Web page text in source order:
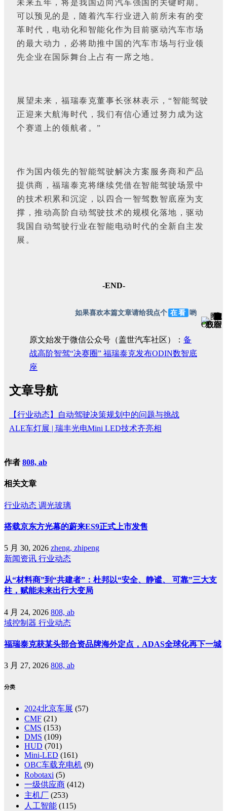
未来五年，将是我国迈向汽车强国的关键时期。
可以预见的是，随着汽车行业进入前所未有的变
革时代，电动化和智能化作为目前驱动汽车市场
的最大动力，必将助推中国的汽车市场与行业领
先企业在国际舞台上占有一席之地。
展望未来，福瑞泰克董事长张林表示，“智能驾驶
正迎来大航海时代，我们有信心通过努力成为这
个赛道上的领航者。”
作为国内领先的智能驾驶解决方案服务商和产品
提供商，福瑞泰克将继续凭借在智能驾驶场景中
的技术积累和沉淀，以四合一智驾数智底座为支
撑，推动高阶自动驾驶技术的规模化落地，驱动
我国自动驾驶行业在智能电动时代的全新自主发
展。
-END-
如果喜欢本篇文章请给我点个 在看 哟
原文始发于微信公众号（盖世汽车社区）： 备
战高阶智驾“决赛圈” 福瑞泰克发布ODIN数智底
座
文章导航
【行业动态】自动驾驶决策规划中的问题与挑战
ALE车灯展 | 瑞丰光电Mini LED技术齐亮相
作者 808, ab
相关文章
行业动态 调光玻璃
搭载京东方光幕的蔚来ES9正式上市发售
5 月 30, 2026 zheng, zhipeng
新闻资讯 行业动态
从“材料商”到“共建者”：杜邦以“安全、静谧、 可靠”三大支
柱，赋能未来出行大变局
4 月 24, 2026 808, ab
域控制器 行业动态
福瑞泰克获某头部合资品牌海外定点，ADAS全球化再下一城
3 月 27, 2026 808, ab
分类
2024北京车展 (57)
CMF (21)
CMS (153)
DMS (109)
HUD (701)
Mini-LED (161)
OBC车载充电机 (9)
Robotaxi (5)
一级供应商 (412)
主机厂 (253)
人工智能 (115)